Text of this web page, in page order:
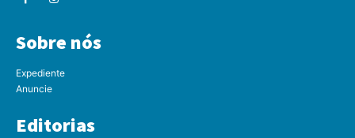
Sobre nós
Expediente
Anuncie
Editorias